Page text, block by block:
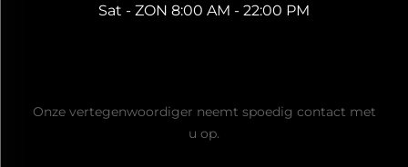
Sat - ZON 8:00 AM - 22:00 PM
Onze vertegenwoordiger neemt spoedig contact met
u op.